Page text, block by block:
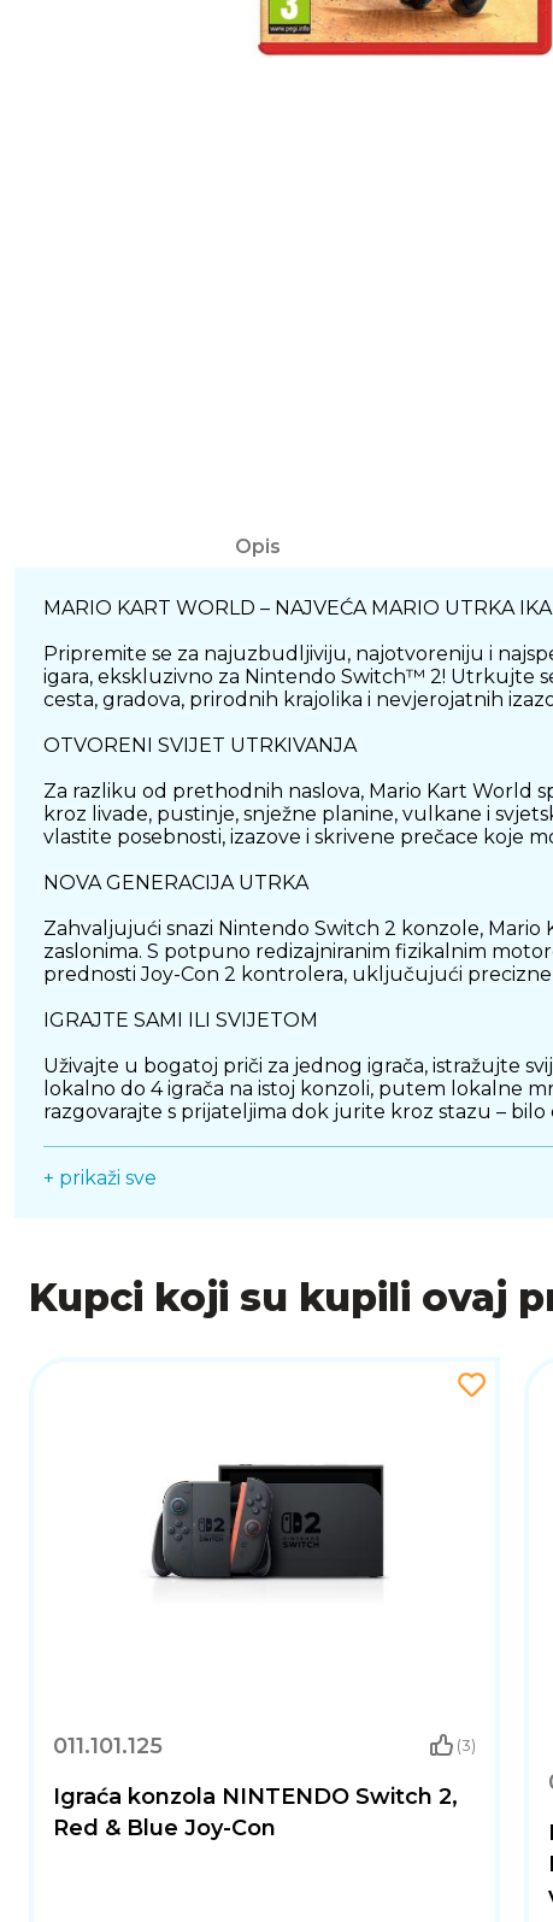
Opis
MARIO KART WORLD – NAJVEĆA MARIO UTRKA
Pripremite se za najuzbudljiviju, najotvoreniju i
igara, ekskluzivno za Nintendo Switch™ 2! Utrkujte
cesta, gradova, prirodnih krajolika i nevjerojatnih
OTVORENI SVIJET UTRKIVANJA
Za razliku od prethodnih naslova, Mario Kart World
kroz livade, pustinje, snježne planine, vulkane i
vlastite posebnosti, izazove i skrivene prečace koje
NOVA GENERACIJA UTRKA
Zahvaljujući snazi Nintendo Switch 2 konzole,
zaslonima. S potpuno redizajniranim fizikalnim
prednosti Joy-Con 2 kontrolera, uključujući
IGRAJTE SAMI ILI SVIJETOM
Uživajte u bogatoj priči za jednog igrača, istražujte
lokalno do 4 igrača na istoj konzoli, putem lokalne
razgovarajte s prijateljima dok jurite kroz stazu –
Mario Kart World je ultimativna trkaća avantura koja
+ prikaži sve
Kupci koji su kupili ovaj
011.101.125 (3)
Igraća konzola NINTENDO Switch 2,
Red & Blue Joy-Con